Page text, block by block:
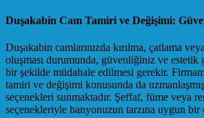
Duşakabin Cam Tamiri ve Değişimi:
Duşakabin camlarınızda kırılma, çatlama
oluşması durumunda, güvenliğiniz ve estetik
bir şekilde müdahale edilmesi gerekir.
tamiri ve değişimi konusunda da
seçenekleri sunmaktadır. Şeffaf, füme veya
seçenekleriyle banyonuzun tarzına uygun